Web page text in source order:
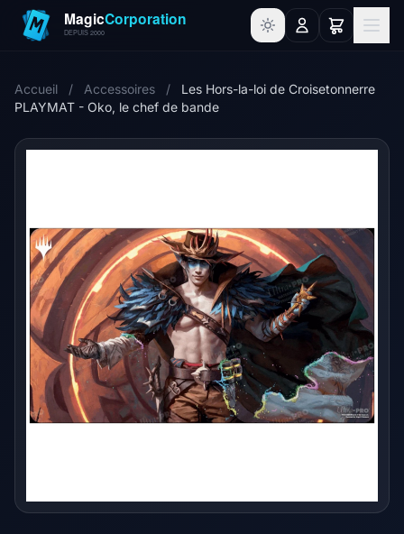
Accueil / Accessoires /
Les Hors-la-loi de Croisetonnerre
PLAYMAT - Oko, le chef de bande